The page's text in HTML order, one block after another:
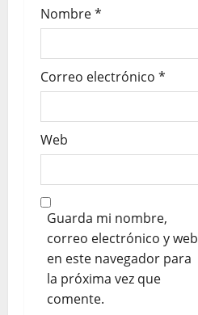
Nombre*
Correo electrónico *
Web
Guarda mi nombre,
correo electrónico y web
en este navegador para
la próxima vez que
comente.